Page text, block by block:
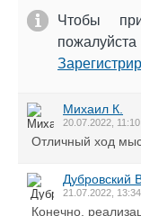
Чтобы
Михаил К.
20.07.2022, 11:10
Отличный ход
Дубровский
21.07.2022, 13:34
Конечно,